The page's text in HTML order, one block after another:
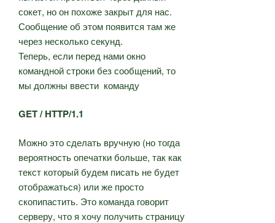
сокет, но он похоже закрыт для нас.
Сообщение об этом появится там же
через несколько секунд.
Теперь, если перед нами окно
командной строки без сообщений, то
мы должны ввести команду
GET / HTTP/1.1
Можно это сделать вручную (но тогда
вероятность опечатки больше, так как
текст который будем писать не будет
отображаться) или же просто
скопипастить. Это команда говорит
серверу, что я хочу получить страницу